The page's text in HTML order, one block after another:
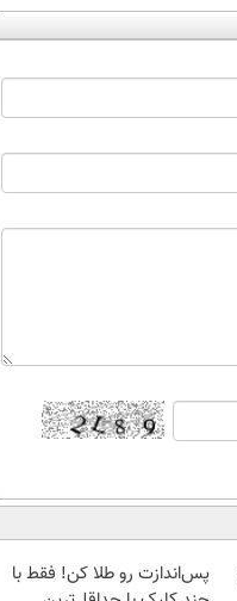
پس‌اندازت رو طلا کن! فقط با